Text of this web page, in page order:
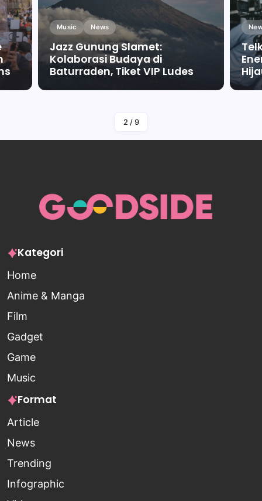
Music News
Jazz Gunung Slamet:
Kolaborasi Budaya di
Baturraden, Tiket VIP Ludes
By Falah Malaika Az Zahra
2 / 9
Kategori
Home
Anime & Manga
Film
Gadget
Game
Music
Format
Article
News
Trending
Infographic